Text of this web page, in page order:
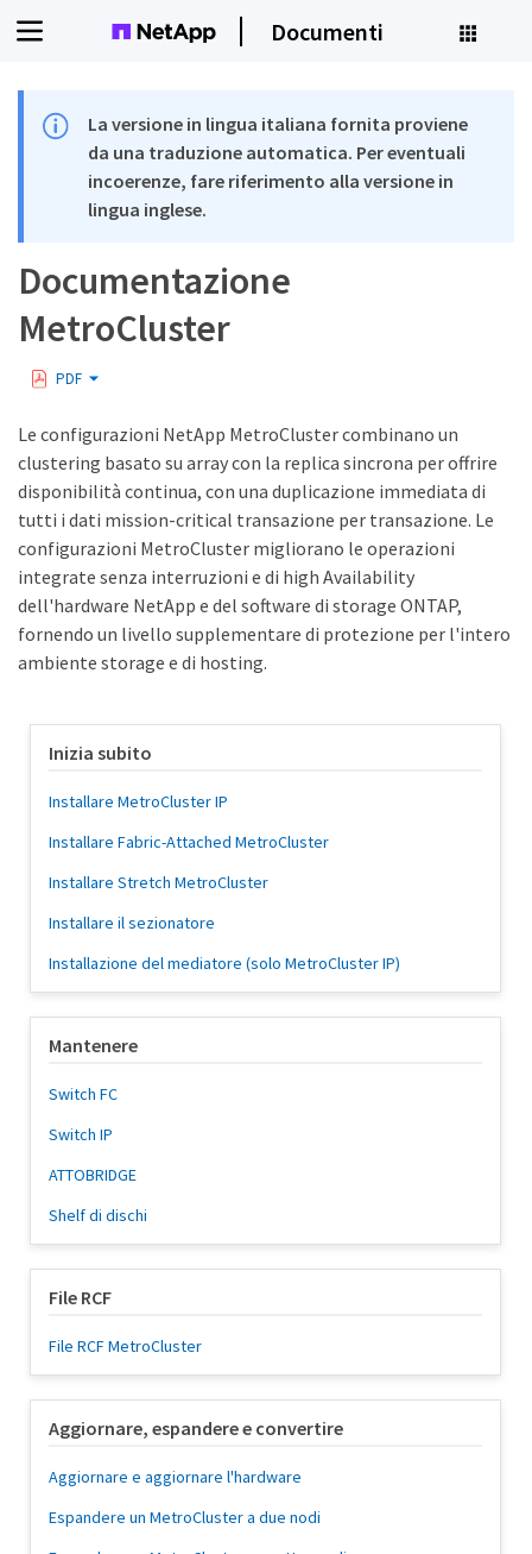
Documenti
La versione in lingua italiana fornita proviene
da una traduzione automatica. Per eventuali
incoerenze, fare riferimento alla versione in
lingua inglese.
Documentazione
MetroCluster
PDF
Le configurazioni NetApp MetroCluster combinano un
clustering basato su array con la replica sincrona per offrire
disponibilità continua, con una duplicazione immediata di
tutti i dati mission-critical transazione per transazione. Le
configurazioni MetroCluster migliorano le operazioni
integrate senza interruzioni e di high Availability
dell'hardware NetApp e del software di storage ONTAP,
fornendo un livello supplementare di protezione per l'intero
ambiente storage e di hosting.
Inizia subito
Installare MetroCluster IP
Installare Fabric-Attached MetroCluster
Installare Stretch MetroCluster
Installare il sezionatore
Installazione del mediatore (solo MetroCluster IP)
Mantenere
Switch FC
Switch IP
ATTOBRIDGE
Shelf di dischi
File RCF
File RCF MetroCluster
Aggiornare, espandere e convertire
Aggiornare e aggiornare l'hardware
Espandere un MetroCluster a due nodi